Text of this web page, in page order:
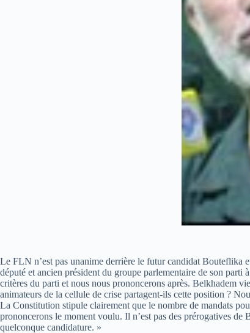
Le FLN n’est pas unanime derrière le futur candidat Bouteflika
député et ancien président du groupe parlementaire de son
critères du parti et nous nous prononcerons après. Belkhadem
animateurs de la cellule de crise partagent-ils cette position ?
La Constitution stipule clairement que le nombre de mandats
prononcerons le moment voulu. Il n’est pas des prérogatives de
quelconque candidature. »